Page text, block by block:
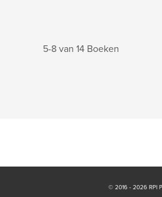
5-8 van 14 Boeken
© 2016 - 2026 RPI